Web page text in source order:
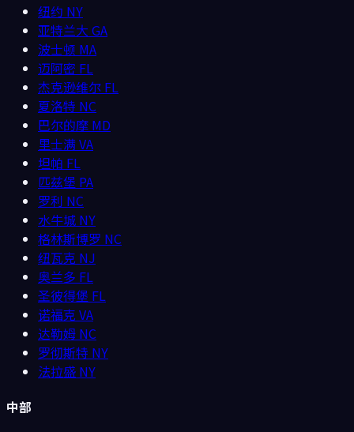
纽约 NY
亚特兰大 GA
波士顿 MA
迈阿密 FL
杰克逊维尔 FL
夏洛特 NC
巴尔的摩 MD
里士满VA
坦帕 FL
匹兹堡 PA
罗利 NC
水牛城 NY
格林斯博罗 NC
纽瓦克 NJ
奥兰多 FL
圣彼得堡 FL
诺福克 VA
达勒姆 NC
罗彻斯特 NY
法拉盛 NY
中部